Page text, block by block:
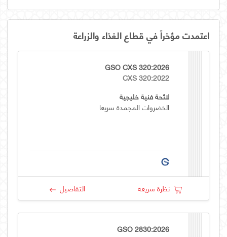
اعتمدت مؤخراً في قطاع الغذاء والزراعة
GSO CXS 320:2026
CXS 320:2022
لائحة فنية خليجية
الخضروات المجمدة سريعا
نظرة سريعة التفاصيل
GSO 2830:2026